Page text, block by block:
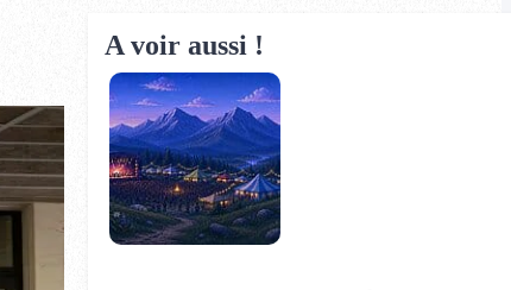
A voir aussi !